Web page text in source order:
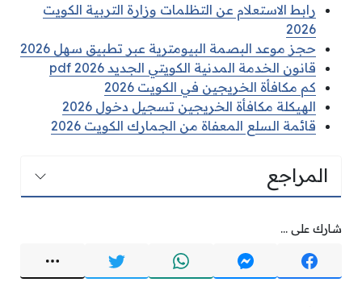
رابط الاستعلام عن التظلمات وزارة التربية الكويت
2026
حجز موعد البصمة البيومترية عبر تطبيق سهل 2026
قانون الخدمة المدنية الكويتي الجديد pdf 2026
كم مكافأة الخريجين في الكويت 2026
الهيكلة مكافأة الخريجين تسجيل دخول 2026
قائمة السلع المعفاة من الجمارك الكويت 2026
المراجع
شارك على ...